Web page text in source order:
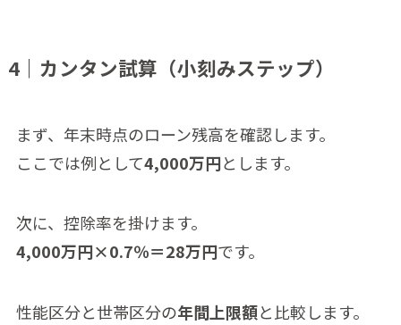
4｜カンタン試算（小刻みステップ）
まず、年末時点のローン残高を確認します。
ここでは例として4,000万円とします。
次に、控除率を掛けます。
4,000万円×0.7％＝28万円です。
性能区分と世帯区分の年間上限額と比較します。